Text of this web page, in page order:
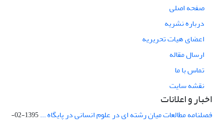
صفحه اصلی
درباره نشریه
اعضای هیات تحریریه
ارسال مقاله
تماس با ما
نقشه سایت
اخبار و اعلانات
فصلنامه مطالعات میان رشته ای در علوم انسانی در پایگاه ...
1395-02-